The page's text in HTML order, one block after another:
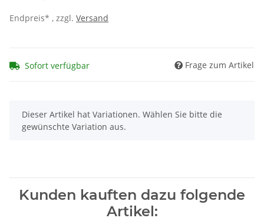
Endpreis* , zzgl. Versand
Sofort verfügbar Frage zum Artikel
x
Dieser Artikel hat Variationen. Wählen Sie bitte die
gewünschte Variation aus.
Kunden kauften dazu folgende
Artikel: